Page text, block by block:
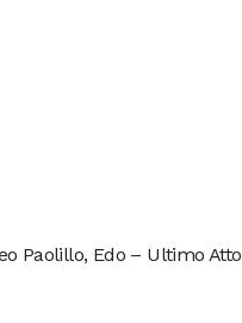
Paolillo, Edo – Ultimo Atto